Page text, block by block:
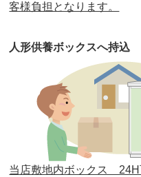
第27回人形供養祭平
第26回人形供養祭平
第25回人形供養祭
第24回人形供養祭
第23回人形供養祭平
客様負担となります。
人形供養ボックスへ持込
当店敷地内ボックス